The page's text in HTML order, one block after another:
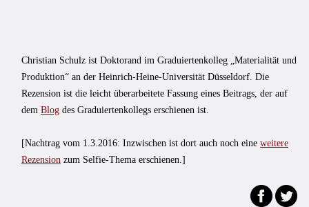
Christian Schulz ist Doktorand im Graduiertenkolleg „Materialität und
Produktion“ an der Heinrich-Heine-Universität Düsseldorf. Die
Rezension ist die leicht überarbeitete Fassung eines Beitrags, der auf
dem Blog des Graduiertenkollegs erschienen ist.
[Nachtrag vom 1.3.2016: Inzwischen ist dort auch noch eine weitere
Rezension zum Selfie-Thema erschienen.]